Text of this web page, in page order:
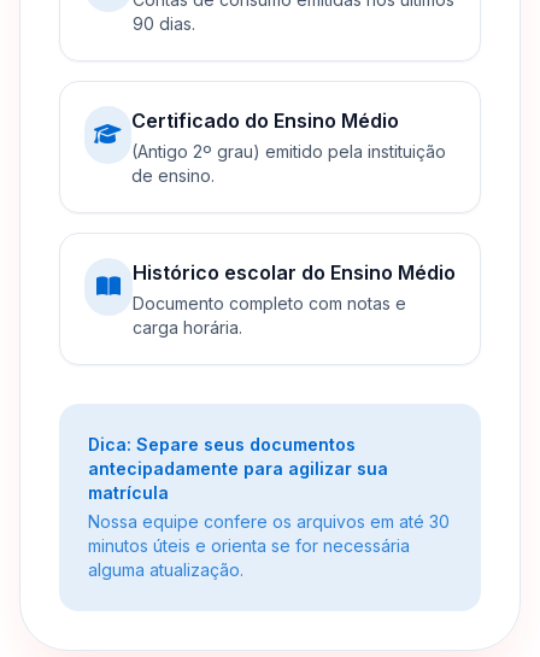
90 dias.
Certificado do Ensino Médio
(Antigo 2º grau) emitido pela instituição
de ensino.
Histórico escolar do Ensino Médio
Documento completo com notas e
carga horária.
Dica: Separe seus documentos
antecipadamente para agilizar sua
matrícula
Nossa equipe confere os arquivos em até 30
minutos úteis e orienta se for necessária
alguma atualização.